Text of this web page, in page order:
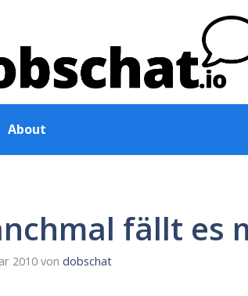
About
fällt es
2010 von dobschat